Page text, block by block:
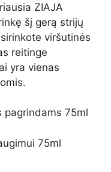
ZIAJA
šį gerą strijų
viršutinės
reitinge
yra vienas
pagrindams 75ml